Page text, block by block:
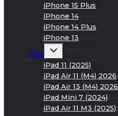
iPhone 15 Plus
iPhone 14
iPhone 14 Plus
iPhone 13
iPad
Развернуть
меню
iPad 11 (2025)
iPad Air 11 (M4) 2026
iPad Air 13 (M4) 2026
iPad Mini 7 (2024)
iPad Air 11 M3 (2025)